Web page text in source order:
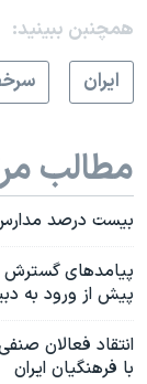
همچنبن ببینید:
ايران
مطالب
بیست درصد
پیش از ورود به
انتقاد فعالان
با فرهنگیان ایران